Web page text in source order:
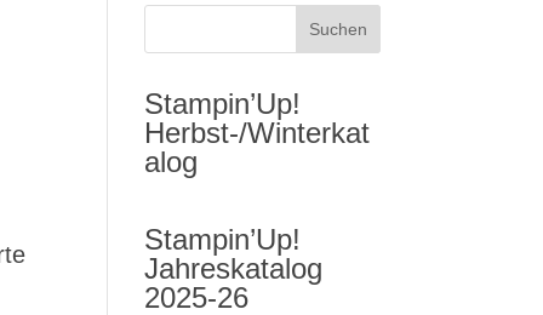
Stampin’Up!
Herbst-/Winterkat
alog
Stampin’Up!
Jahreskatalog
2025-26